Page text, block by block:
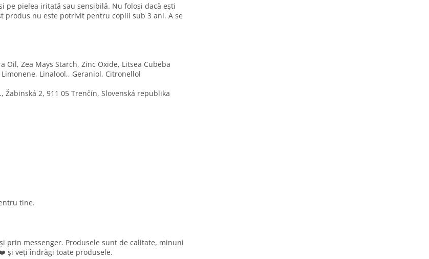
pe pielea iritată sau sensibilă. Nu folosi dacă ești
produs nu este potrivit pentru copiii sub 3 ani. A se
Zea Mays Starch, Zinc Oxide, Litsea Cubeba
Linalool,, Geraniol, Citronellol
Žabinská 2, 911 05 Trenčín, Slovenská republika
tine.
prin messenger. Produsele sunt de calitate, minuni
și veți îndrăgi toate produsele.